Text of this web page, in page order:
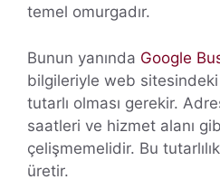
temel omurgadır.
Bunun yanında Google
bilgileriyle web
tutarlı olması gerekir.
saatleri ve hizmet alanı
çelişmemelidir. Bu
üretir.